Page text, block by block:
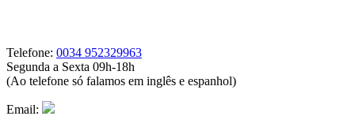
Telefone: 0034 952329963
Segunda a Sexta 09h-18h
(Ao telefone só falamos em inglês e espanhol)
Email: